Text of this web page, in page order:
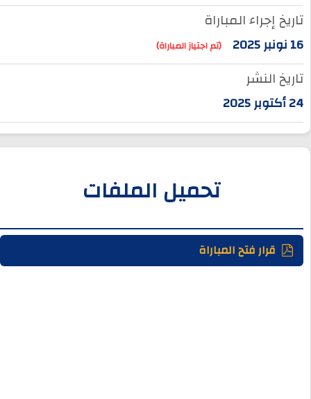
تاريخ إجراء المباراة
16 نونبر 2025 (تم اجتياز المباراة)
تاريخ النشر
24 أكتوبر 2025
تحميل الملفات
قرار فتح المباراة